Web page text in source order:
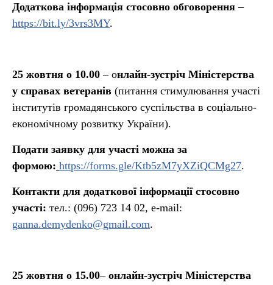
Додаткова інформація стосовно обговорення –
https://bit.ly/3vrs3MY.
25 жовтня о 10.00 – онлайн-зустріч Міністерства
у справах ветеранів (питання стимулювання участі
інститутів громадянського суспільства в соціально-
економічному розвитку України).
Подати заявку для участі можна за
формою: https://forms.gle/Ktb5zM7yXZiQCMg27.
Контакти для додаткової інформації стосовно
участі: тел.: (096) 723 14 02, e-mail:
ganna.demydenko@gmail.com.
25 жовтня о 15.00– онлайн-зустріч Міністерства